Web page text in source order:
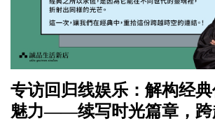
专访回归线娱乐：解构经
魅力——续写时光篇章，跨